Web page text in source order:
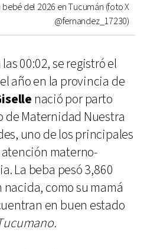
bebé del 2026 en Tucumán (foto X
@fernandez_17230)
00:02, se registró el
año en la provincia de
nació por parto
de Maternidad Nuestra
uno de los principales
materno-
La beba pesó 3,860
como su mamá
en buen estado